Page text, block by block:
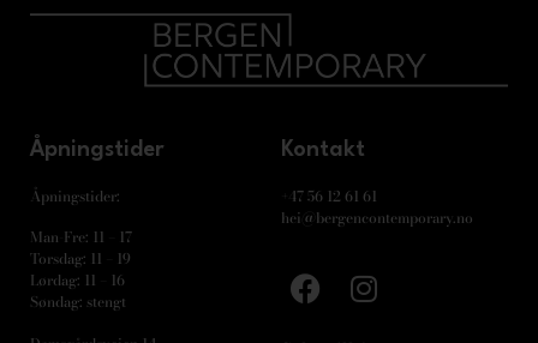
Åpningstider
Åpningstider:
Man-Fre: 11 – 17
Torsdag: 11 – 19
Lørdag: 11 – 16
Søndag: stengt
Kontakt
+47 56 12 61 61
hei@bergencontemporary.no